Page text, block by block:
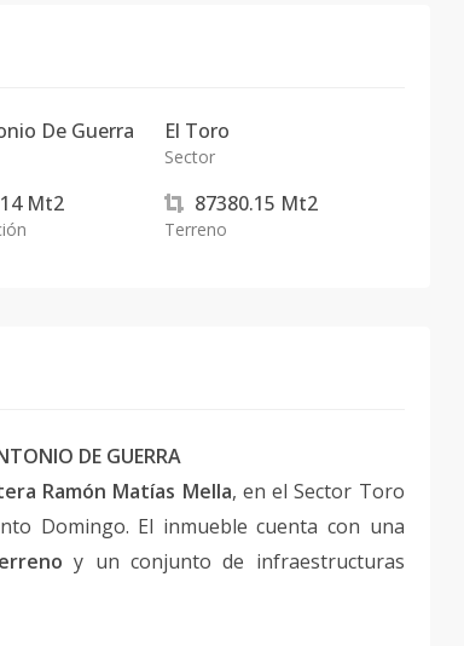
De Guerra El Toro
Sector
Mt2 87380.15 Mt2
Terreno
DE GUERRA
Ramón Matías Mella, en el Sector Toro
Domingo. El inmueble cuenta con una
y un conjunto de infraestructuras